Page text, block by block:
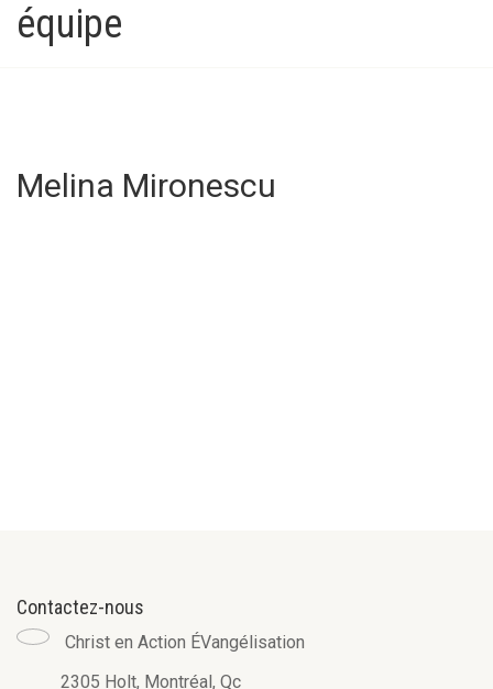
équipe
Melina Mironescu
Contactez-nous
Christ en Action ÉVangélisation
2305 Holt, Montréal, Qc